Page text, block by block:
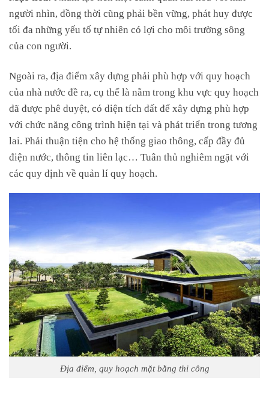
người nhìn, đồng thời cũng phải bền vững, phát huy được
tối đa những yếu tố tự nhiên có lợi cho môi trường sông
của con người.
Ngoài ra, địa điểm xây dựng phải phù hợp với quy hoạch
của nhà nước đề ra, cụ thể là nằm trong khu vực quy hoạch
đã được phê duyệt, có diện tích đất để xây dựng phù hợp
với chức năng công trình hiện tại và phát triển trong tương
lai. Phải thuận tiện cho hệ thống giao thông, cấp đầy đủ
điện nước, thông tin liên lạc… Tuân thủ nghiêm ngặt với
các quy định về quản lí quy hoạch.
Địa điểm, quy hoạch mặt bằng thi công